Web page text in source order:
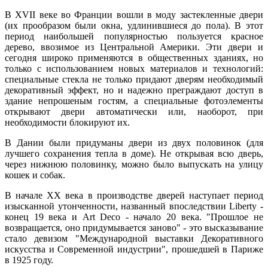
В XVII веке во Франции вошли в моду застекленные двери
(их прообразом были окна, удлинившиеся до пола). В этот
период наибольшей популярностью пользуется красное
дерево, ввозимое из Центральной Америки. Эти двери и
сегодня широко применяются в общественных зданиях, но
только с использованием новых материалов и технологий:
специальные стекла не только придают дверям необходимый
декоративный эффект, но и надежно преграждают доступ в
здание непрошеным гостям, а специальные фотоэлементы
открывают двери автоматически или, наоборот, при
необходимости блокируют их.
В Дании были придуманы двери из двух половинок (для
лучшего сохранения тепла в доме). Не открывая всю дверь,
через нижнюю половинку, можно было выпускать на улицу
кошек и собак.
В начале XX века в производстве дверей наступает период
изысканной утонченности, названный впоследствии Liberty -
конец 19 века и Art Deco - начало 20 века. "Прошлое не
возвращается, оно придумывается заново" - это высказывание
стало девизом "Международной выставки Декоративного
искусства и Современной индустрии", прошедшей в Париже
в 1925 году.